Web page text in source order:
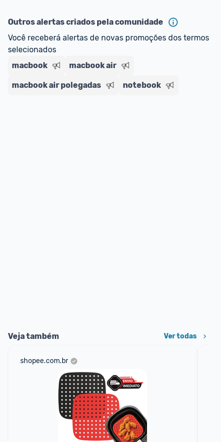
E lembre-se: você sempre pode contar ajuda da
comunidade para tirar dúvidas ou acionar os
nossos Admins marcando
comentário ou através do Fale com o Promobit.
Outros alertas criados pela comunidade
Você receberá alertas de novas promoções dos termos
selecionados
macbook
macbook air
macbook air polegadas notebook
Veja também Ver todas
shopee.com.br